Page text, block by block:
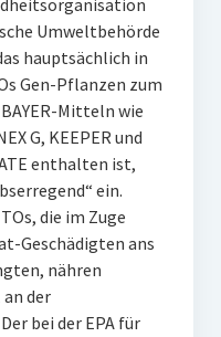
Umweltbehörde
hauptsächlich in
Gen-Pflanzen zum
Mitteln wie
G, KEEPER und
enthalten ist,
ein.
die im Zuge
Geschädigten ans
nähren
der
bei der EPA für